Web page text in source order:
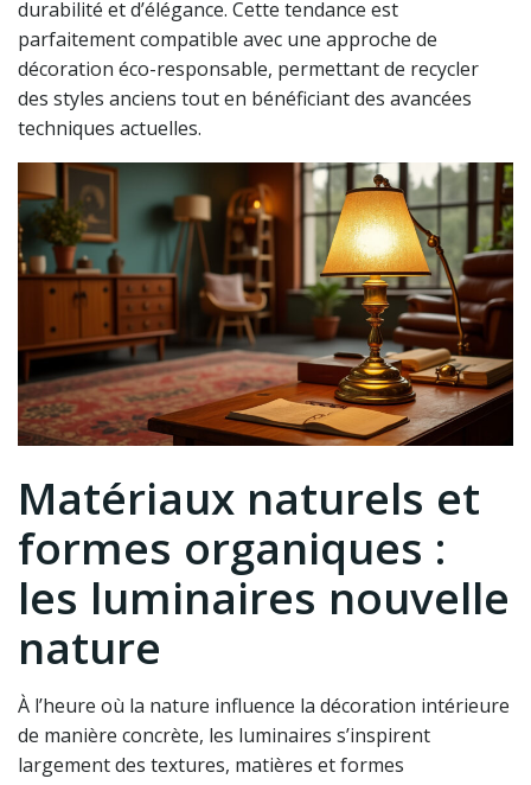
durabilité et d’élégance. Cette tendance est
parfaitement compatible avec une approche de
décoration éco-responsable, permettant de recycler
des styles anciens tout en bénéficiant des avancées
techniques actuelles.
Matériaux naturels et
formes organiques :
les luminaires nouvelle
nature
À l’heure où la nature influence la décoration intérieure
de manière concrète, les luminaires s’inspirent
largement des textures, matières et formes